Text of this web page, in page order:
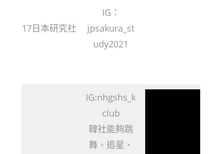
17日本研究社
IG：
jpsakura_st
udy2021
IG:nhgshs_k
club
韓社能夠跳
舞、追星、